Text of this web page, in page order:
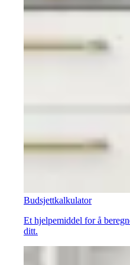
Budsjettkalkulator
Et hjelpemiddel for å
ditt.